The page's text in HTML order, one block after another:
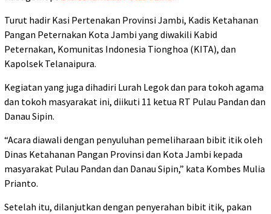
Turut hadir Kasi Pertenakan Provinsi Jambi, Kadis Ketahanan
Pangan Peternakan Kota Jambi yang diwakili Kabid
Peternakan, Komunitas Indonesia Tionghoa (KITA), dan
Kapolsek Telanaipura.
Kegiatan yang juga dihadiri Lurah Legok dan para tokoh agama
dan tokoh masyarakat ini, diikuti 11 ketua RT Pulau Pandan dan
Danau Sipin.
“Acara diawali dengan penyuluhan pemeliharaan bibit itik oleh
Dinas Ketahanan Pangan Provinsi dan Kota Jambi kepada
masyarakat Pulau Pandan dan Danau Sipin,” kata Kombes Mulia
Prianto.
Setelah itu, dilanjutkan dengan penyerahan bibit itik, pakan